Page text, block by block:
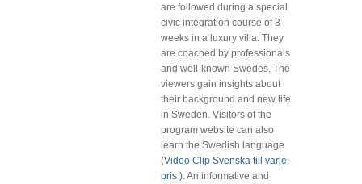
are followed during a special
civic integration course of 8
weeks in a luxury villa. They
are coached by professionals
and well-known Swedes. The
viewers gain insights about
their background and new life
in Sweden. Visitors of the
program website can also
learn the Swedish language
(Video Clip Svenska till varje
pris ). An informative and